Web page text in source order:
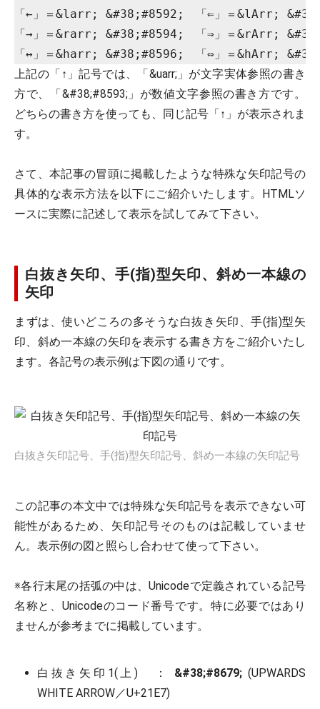
「←」＝&larr; &#38;#8592;　「⇐」＝&lArr;
「→」＝&rarr; &#38;#8594;　「⇒」＝&rArr;
上記の「↑」記号では、「&uarr;」が文字実体参照の書き
方で、「&#38;#8593;」が数値文字参照の書き方です。
どちらの書き方を使っても、同じ記号「↑」が表示されま
す。
さて、本記事の冒頭に掲載したような特殊な矢印記号の
具体的な表示方法を以下にご紹介いたします。HTMLソ
ースに実際に記述して表示を試してみて下さい。
白抜き矢印、手(指)型矢印、斜め一本線の
矢印
まずは、使いどころの多そうな白抜き矢印、手(指)型矢
印、斜め一本線の矢印を表示する書き方をご紹介いたし
ます。各記号の表示例は下図の通りです。
白抜き矢印記号、手(指)型矢印記号、斜め一本線の矢印記号
この記事の本文中では特殊な矢印記号を表示できない可
能性があるため、矢印記号そのものは記載していませ
ん。表示例の図と照らし合わせて使って下さい。
※各行末尾の括弧の中は、Unicodeで定義されている記号
名称と、Unicodeのコード番号です。特に必要ではあり
ませんが参考までに掲載しています。
白抜き矢印1(上) ： &#38;#8679; (UPWARDS
WHITE ARROW／U+21E7)